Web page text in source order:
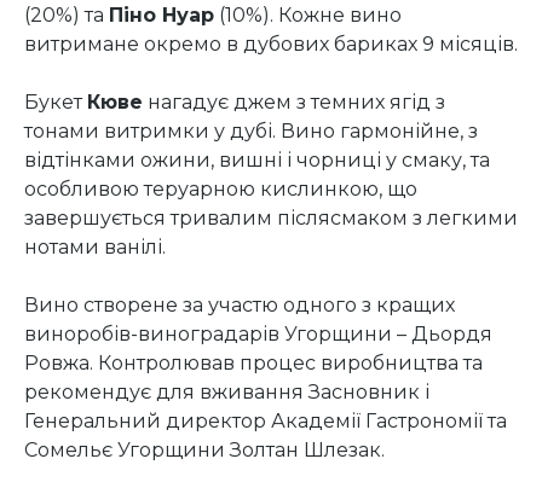
(20%) та Піно Нуар (10%). Кожне вино
витримане окремо в дубових бариках 9 місяців.
Букет Кюве нагадує джем з темних ягід з
тонами витримки у дубі. Вино гармонійне, з
відтінками ожини, вишні і чорниці у смаку, та
особливою теруарною кислинкою, що
завершується тривалим післясмаком з легкими
нотами ванілі.
Вино створене за участю одного з кращих
виноробів-виноградарів Угорщини – Дьордя
Ровжа. Контролював процес виробництва та
рекомендує для вживання Засновник і
Генеральний директор Академії Гастрономії та
Сомельє Угорщини Золтан Шлезак.